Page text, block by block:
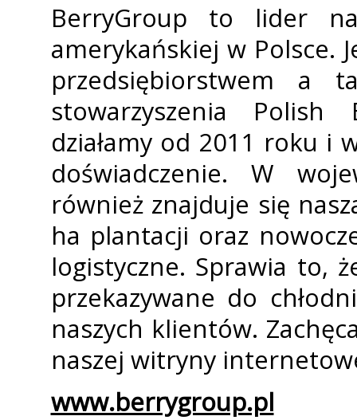
BerryGroup to lider
amerykańskiej w Polsce.
przedsiębiorstwem a
stowarzyszenia
działamy od 2011 roku i
doświadczenie. W
również znajduje się
ha plantacji oraz
logistyczne. Sprawia to,
przekazywane do
naszych klientów.
naszej witryny
www.berrygroup.pl